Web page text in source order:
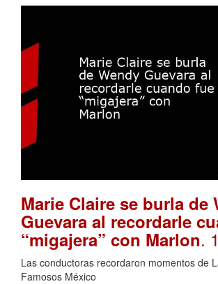
Marie Claire se burla de
Guevara al recordarle
“migajera” con Marlon.
Las conductoras recordaron momentos de
Famosos México